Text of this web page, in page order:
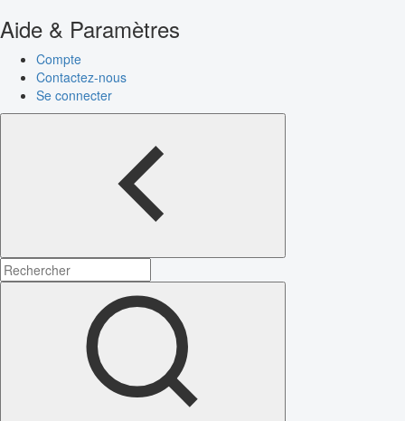
Aide & Paramètres
Compte
Contactez-nous
Se connecter